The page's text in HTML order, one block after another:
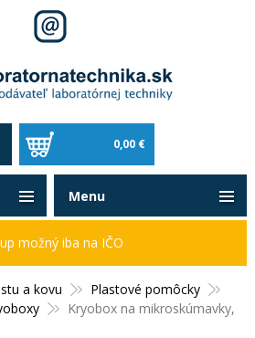
0,00 €
a kovu
Plastové pomôcky
Kryobox na mikroskúmavky,
možný iba na IČO
Menu